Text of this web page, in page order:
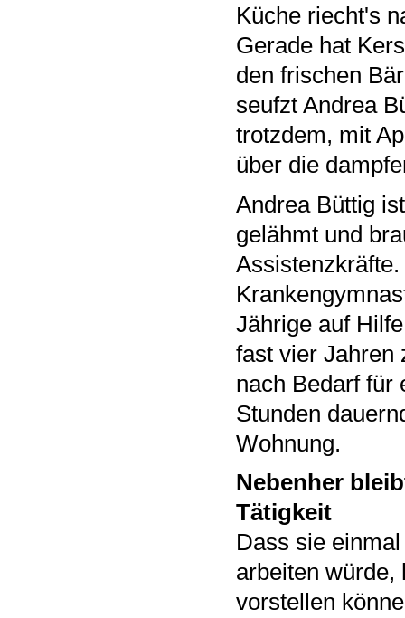
Küche riecht's
Gerade hat
den frischen
seufzt Andrea
trotzdem, mit
über die
Andrea Büttig
gelähmt und
Jährige auf
fast vier Jahren
nach Bedarf für
Stunden
Wohnung.
Nebenher
Tätigkeit
Dass sie
arbeiten würde,
vorstellen